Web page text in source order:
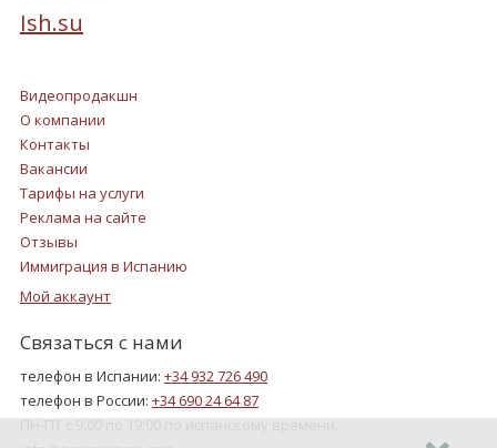
Ish.su
Видеопродакшн
О компании
Контакты
Вакансии
Тарифы на услуги
Реклама на сайте
Отзывы
Иммиграция в Испанию
Мой аккаунт
Связаться с нами
телефон в Испании: +34 932 726 490
телефон в России: +34 690 24 64 87
ПН-ПТ с 9:00 по 19:00 по испанскому времени.